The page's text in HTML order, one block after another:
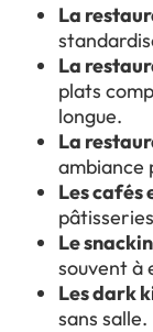
La
La
plats
longue.
La
ambiance
Les cafés
Le
souvent à
Les dark
sans salle.